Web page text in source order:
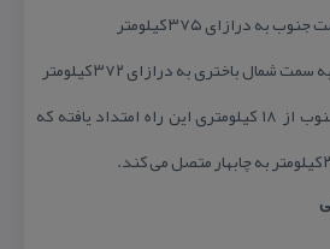
به درازای ۳۷۵ كیلومتر
شمال باختری به درازای ۳۷۲ كیلومتر
هم چنین راهی به سمت جنوب از ۱۸ كیلومتری این راه امتداد یافته كه